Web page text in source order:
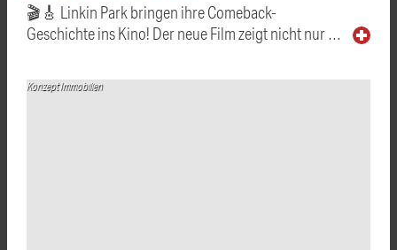
🎬🎸 Linkin Park bringen ihre Comeback-
Geschichte ins Kino! Der neue Film zeigt nicht nur …
Konzept Immobilien